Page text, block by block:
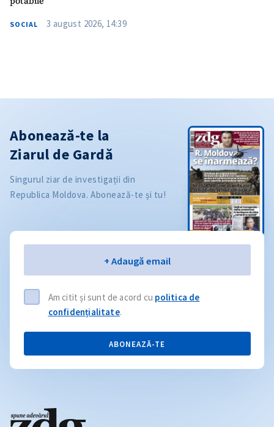
SOCIAL 3 august 2026, 14:39
Abonează-te la
Ziarul de Gardă
Singurul ziar de investigații din
Republica Moldova. Abonează-te și tu!
+ Adaugă email
Am citit și sunt de acord cu politica de
confidențialitate.
ABONEAZĂ-TE